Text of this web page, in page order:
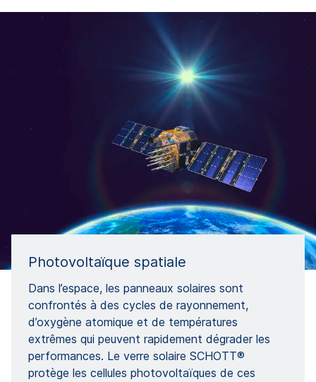
Photovoltaïque spatiale
Dans l’espace, les panneaux solaires sont
confrontés à des cycles de rayonnement,
d’oxygène atomique et de températures
extrêmes qui peuvent rapidement dégrader les
performances. Le verre solaire SCHOTT®
protège les cellules photovoltaïques de ces